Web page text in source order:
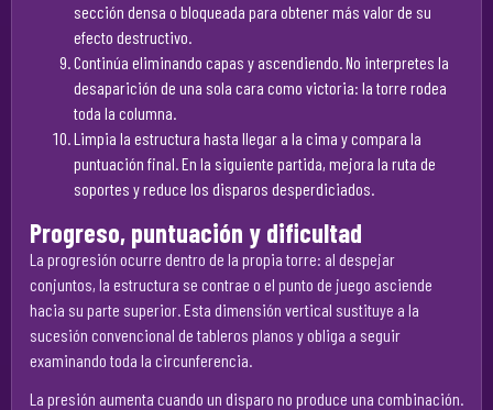
sección densa o bloqueada para obtener más valor de su
efecto destructivo.
Continúa eliminando capas y ascendiendo. No interpretes la
desaparición de una sola cara como victoria: la torre rodea
toda la columna.
Limpia la estructura hasta llegar a la cima y compara la
puntuación final. En la siguiente partida, mejora la ruta de
soportes y reduce los disparos desperdiciados.
Progreso, puntuación y dificultad
La progresión ocurre dentro de la propia torre: al despejar
conjuntos, la estructura se contrae o el punto de juego asciende
hacia su parte superior. Esta dimensión vertical sustituye a la
sucesión convencional de tableros planos y obliga a seguir
examinando toda la circunferencia.
La presión aumenta cuando un disparo no produce una combinación.